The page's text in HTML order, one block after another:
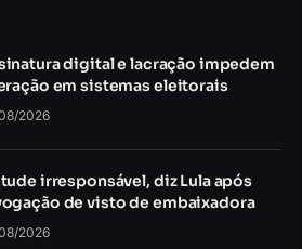
digital e lacração impedem
em sistemas eleitorais
2026
irresponsável, diz Lula após
de visto de embaixadora
2026